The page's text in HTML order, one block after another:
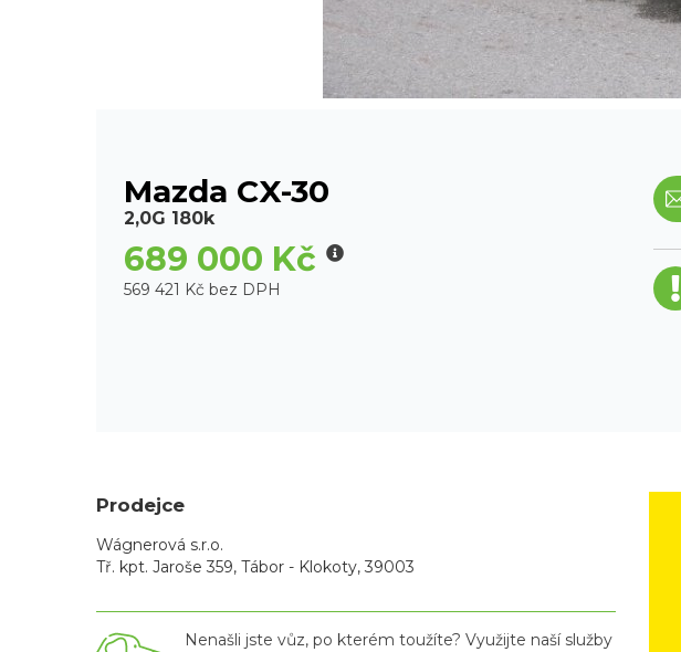
Mazda CX-30
2,0G 180k
689 000 Kč
569 421 Kč bez DPH
Prodejce
Wágnerová s.r.o.
Tř. kpt. Jaroše 359, Tábor - Klokoty, 39003
Nenašli jste vůz, po kterém toužíte? Využijte naší služby